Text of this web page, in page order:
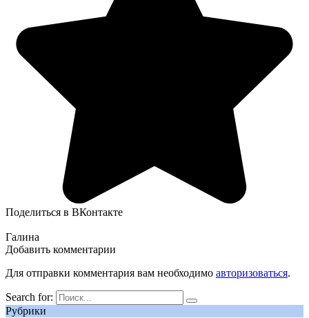
Поделиться в ВКонтакте
Галина
Добавить комментарии
Для отправки комментария вам необходимо авторизоваться.
Search for:
Рубрики